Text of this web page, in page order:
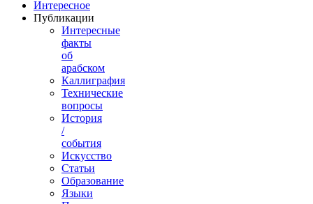
Интересное
Публикации
Интересные
факты
об
арабском
Каллиграфия
Технические
вопросы
История
/
события
Искусство
Статьи
Образование
Языки